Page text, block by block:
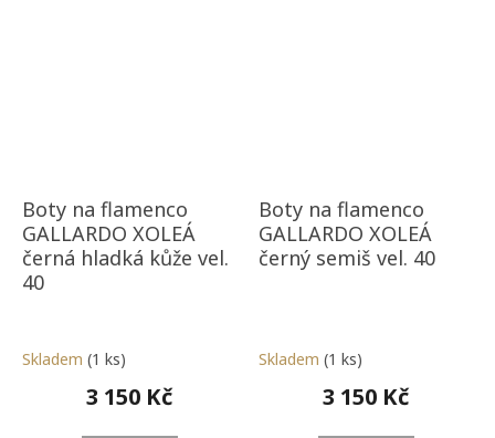
Boty na flamenco
GALLARDO XOLEÁ
černá hladká kůže vel.
40
Skladem (1 ks)
3 150 Kč
Boty na flamenco
GALLARDO XOLEÁ
černý semiš vel. 40
Skladem (1 ks)
3 150 Kč